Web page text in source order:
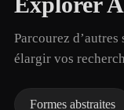
Parcourez
élargir vos
Formes abstraites